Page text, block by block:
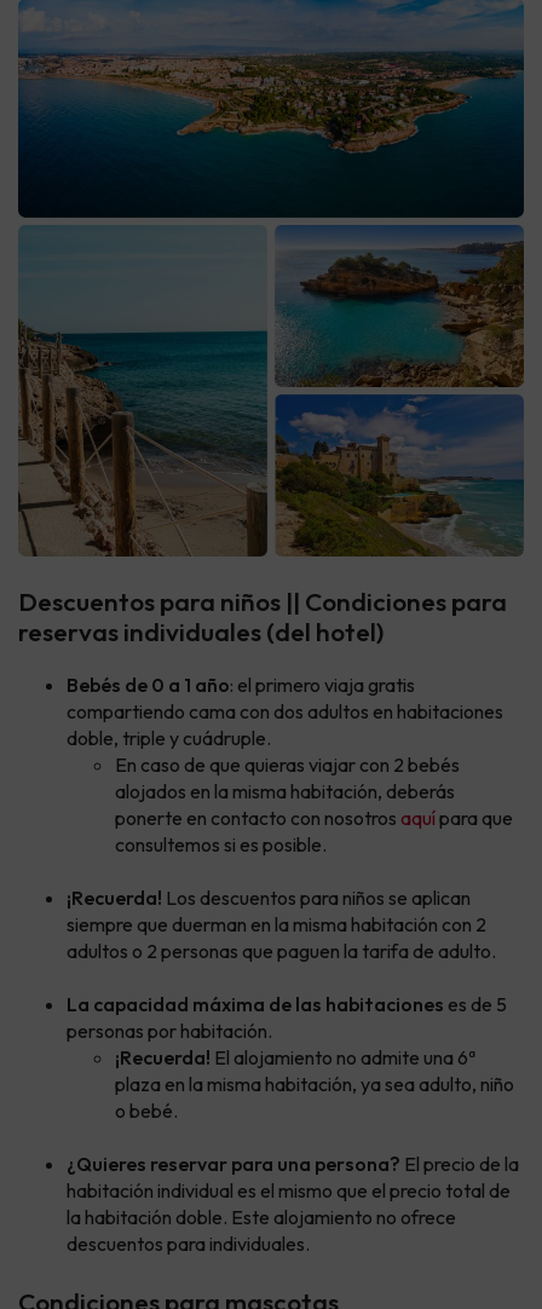
Descuentos para niños || Condiciones para
reservas individuales (del hotel)
Bebés de 0 a 1 año: el primero viaja gratis
compartiendo cama con dos adultos en habitaciones
doble, triple y cuádruple.
En caso de que quieras viajar con 2 bebés
alojados en la misma habitación, deberás
ponerte en contacto con nosotros aquípara que
consultemos si es posible.
¡Recuerda! Los descuentos para niños se aplican
siempre que duerman en la misma habitación con 2
adultos o 2 personas que paguen la tarifa de adulto.
La capacidad máxima de las habitaciones es de 5
personas por habitación.
¡Recuerda! El alojamiento no admite una 6ª
plaza en la misma habitación, ya sea adulto, niño
o bebé.
¿Quieres reservar para una persona? El precio de la
habitación individual es el mismo que el precio total de
la habitación doble. Este alojamiento no ofrece
descuentos para individuales.
Condiciones para mascotas